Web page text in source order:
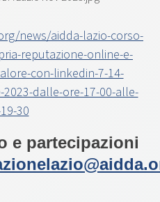
news/aidda-lazio-corso-
reputazione-online-e-
con-linkedin-7-14-
dalle-ore-17-00-alle-
30
e partecipazioni